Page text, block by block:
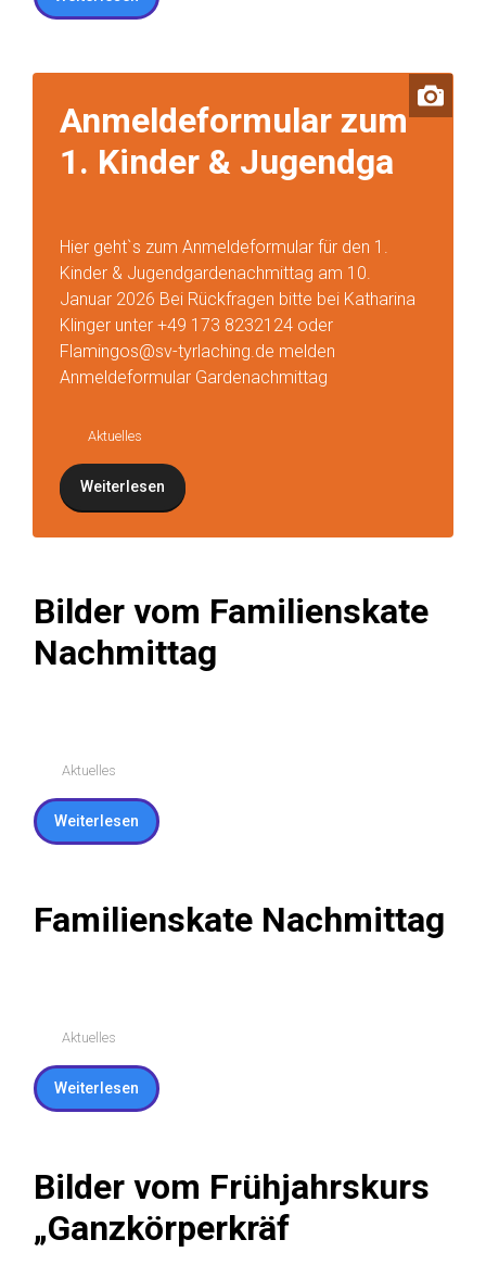
Aktuelles
Weiterlesen
Anmeldeformular zum
1. Kinder & Jugendga
Hier geht`s zum Anmeldeformular für den 1.
Januar 2026 Bei Rückfragen bitte bei Katharina
Klinger unter +49 173 8232124 oder
Flamingos@sv-tyrlaching.de melden
Aktuelles
Weiterlesen
Bilder vom Familienskate
Nachmittag
Weiterlesen